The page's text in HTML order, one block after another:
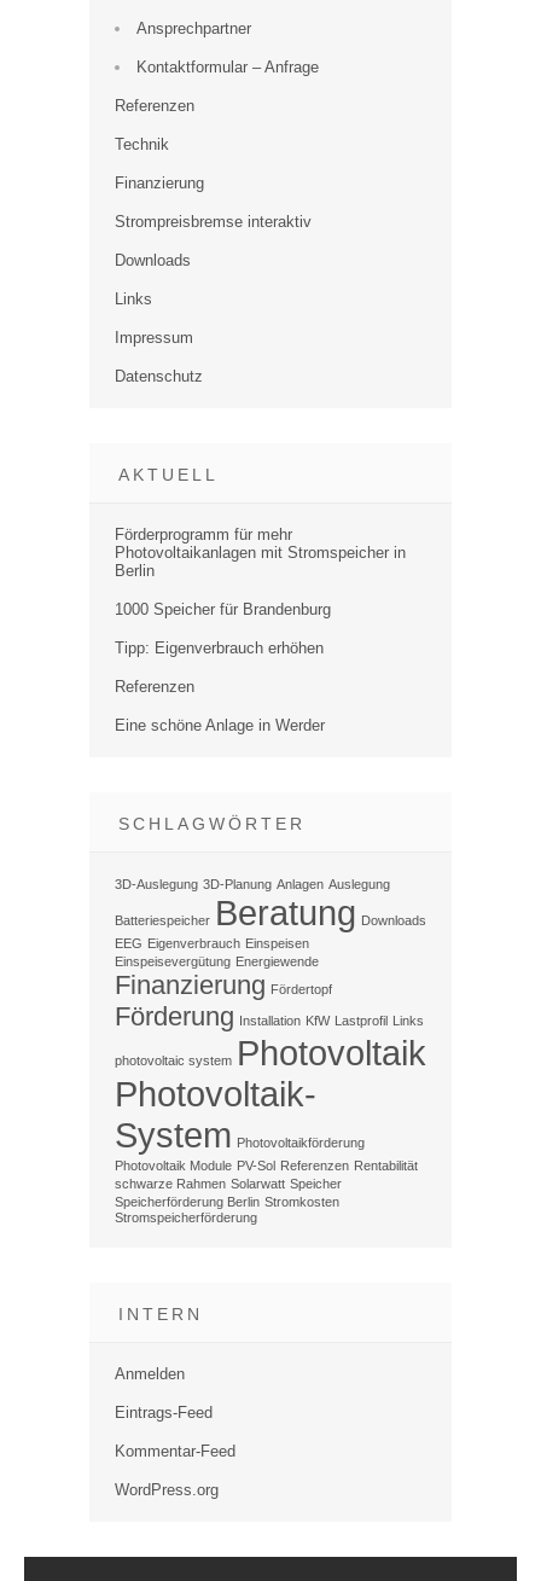
Ansprechpartner
Kontaktformular – Anfrage
Referenzen
Technik
Finanzierung
Strompreisbremse interaktiv
Downloads
Links
Impressum
Datenschutz
AKTUELL
Förderprogramm für mehr
Photovoltaikanlagen mit Stromspeicher in
Berlin
1000 Speicher für Brandenburg
Tipp: Eigenverbrauch erhöhen
Referenzen
Eine schöne Anlage in Werder
SCHLAGWÖRTER
3D-Auslegung 3D-Planung Anlagen Auslegung
Batteriespeicher Beratung Downloads
EEG Eigenverbrauch Einspeisen
Einspeisevergütung Energiewende
Finanzierung Fördertopf
Förderung Installation KfW Lastprofil Links
photovoltaic system Photovoltaik
Photovoltaik-
System Photovoltaikförderung
Photovoltaik Module PV-Sol Referenzen Rentabilität
schwarze Rahmen Solarwatt Speicher
Speicherförderung Berlin Stromkosten
Stromspeicherförderung
INTERN
Anmelden
Eintrags-Feed
Kommentar-Feed
WordPress.org